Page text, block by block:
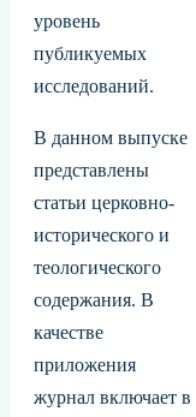
уровень
публикуемых
исследований.
В данном выпуске
представлены
статьи церковно-
исторического и
теологического
содержания. В
качестве
приложения
журнал включает в